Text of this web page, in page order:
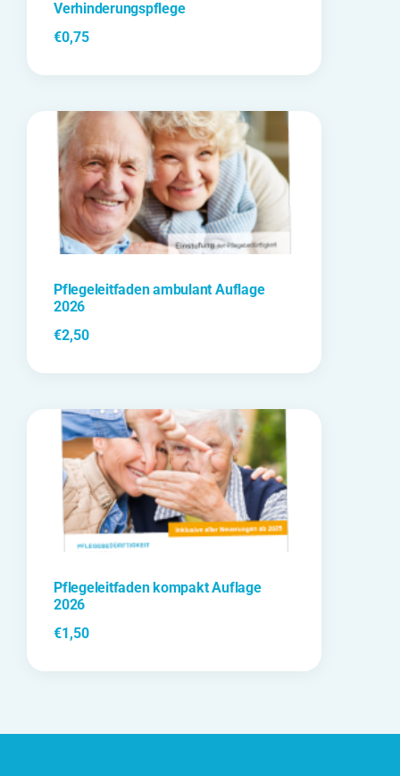
Verhinderungspflege
€0,75
Pflegeleitfaden ambulant Auflage
2026
€2,50
Pflegeleitfaden kompakt Auflage
2026
€1,50